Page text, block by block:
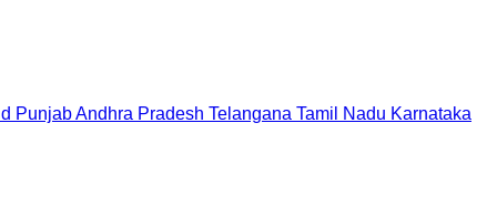
PunjabAndhra Pradesh Telangana Tamil Nadu Karnataka